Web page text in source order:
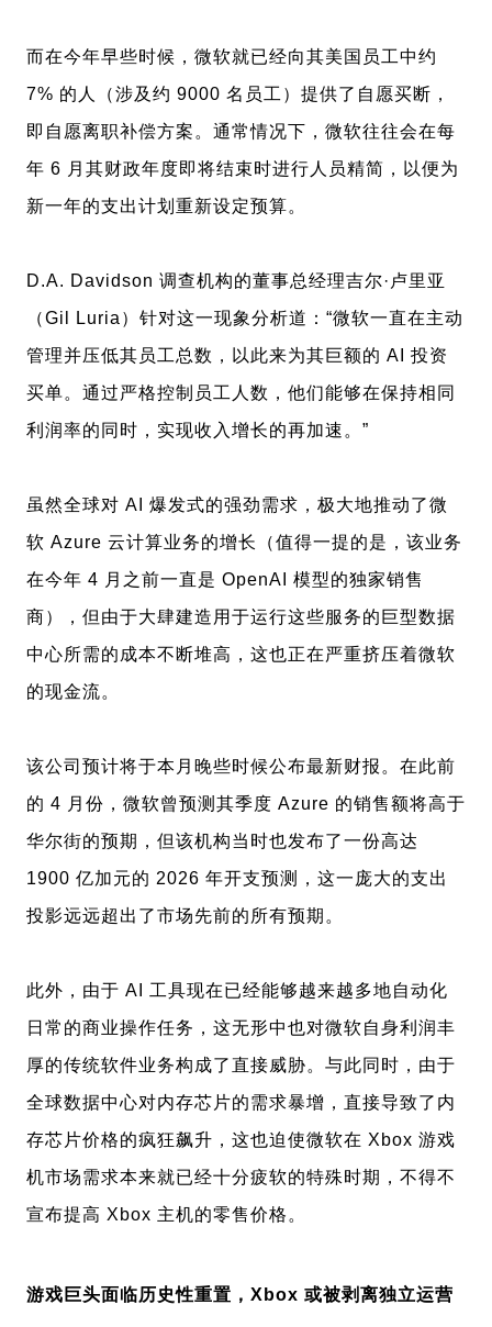
而在今年早些时候，微软就已经向其美国员工中约
7% 的人（涉及约 9000 名员工）提供了自愿买断，
即自愿离职补偿方案。通常情况下，微软往往会在每
年 6 月其财政年度即将结束时进行人员精简，以便为
新一年的支出计划重新设定预算。
D.A. Davidson 调查机构的董事总经理吉尔·卢里亚
（Gil Luria）针对这一现象分析道：“微软一直在主动
管理并压低其员工总数，以此来为其巨额的 AI 投资
买单。通过严格控制员工人数，他们能够在保持相同
利润率的同时，实现收入增长的再加速。”
虽然全球对 AI 爆发式的强劲需求，极大地推动了微
软 Azure 云计算业务的增长（值得一提的是，该业务
在今年 4 月之前一直是 OpenAI 模型的独家销售
商），但由于大肆建造用于运行这些服务的巨型数据
中心所需的成本不断堆高，这也正在严重挤压着微软
的现金流。
该公司预计将于本月晚些时候公布最新财报。在此前
的 4 月份，微软曾预测其季度 Azure 的销售额将高于
华尔街的预期，但该机构当时也发布了一份高达
1900 亿加元的 2026 年开支预测，这一庞大的支出
投影远远超出了市场先前的所有预期。
此外，由于 AI 工具现在已经能够越来越多地自动化
日常的商业操作任务，这无形中也对微软自身利润丰
厚的传统软件业务构成了直接威胁。与此同时，由于
全球数据中心对内存芯片的需求暴增，直接导致了内
存芯片价格的疯狂飙升，这也迫使微软在 Xbox 游戏
机市场需求本来就已经十分疲软的特殊时期，不得不
宣布提高 Xbox 主机的零售价格。
游戏巨头面临历史性重置，Xbox 或被剥离独立运营